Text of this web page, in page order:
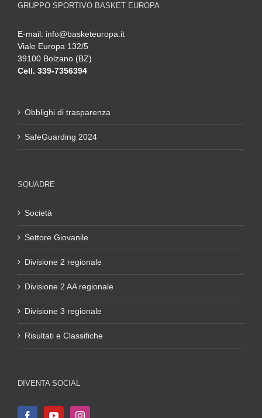
GRUPPO SPORTIVO BASKET EUROPA
E-mail: info@basketeuropa.it
Viale Europa 132/5
39100 Bolzano (BZ)
Cell. 339-7356394
Obblighi di trasparenza
SafeGuarding 2024
SQUADRE
Società
Settore Giovanile
Divisione 2 regionale
Divisione 2 AA regionale
Divisione 3 regionale
Risultati e Classifiche
DIVENTA SOCIAL